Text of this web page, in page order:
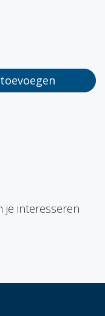
je interesseren